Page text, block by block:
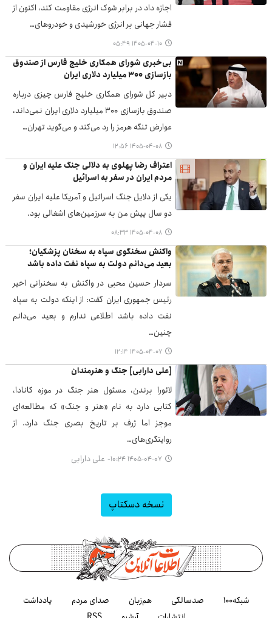
اجازه داد در برابر شوک انرژی مقاومت کند، اکنون از
فشار جهانی بر انرژی خورشیدی و خودروهای…
۱۴۰۵-۰۴-۱۰ ۰۵:۴۹
بی‌خبری شورای همکاری خلیج فارس از صندوق
بازسازی ۳۰۰ میلیارد دلاری ایران
دبیر کل شورای همکاری خلیج فارس چیزی درباره
صندوق بازسازی ۳۰۰ میلیارد دلاری ایران نمی‌داند،
عوارض تنگه هرمز را رد می‌کند و می‌گوید تهران…
۱۴۰۵-۰۴-۰۸ ۱۲:۵۶
اعتراف رضا پهلوی به دلالی جنگ علیه ایران و
مردم ایران در سفر به اسرائیل
یکی از دلایل جنگ اسرائیل و آمریکا علیه ایران سفر
دو سال پیش من به سرزمین‌های اشغالی بود.
۱۴۰۵-۰۴-۰۸ ۰۸:۳۳
واکنش سخنگوی سپاه به سخنان پزشکیان؛
بعید می‌دانم دولت به سپاه نفت داده باشد
سردار حسین محبی در واکنش به سخنرانی اخیر
رئیس جمهوری ایران گفت: از اینکه دولت به سپاه
نفت داده باشد اطلاعی ندارم و بعید می‌دانم
چنین…
۱۴۰۵-۰۴-۰۷ ۱۲:۱۴
[علی دارابی] جنگ و هنرمندان
لائورا برندن، مسئول هنر جنگ در موزه کانادا،
کتابی دارد به نام «هنر و جنگ» که مطالعه‌ای
موجز اما ژرف بر تاریخ بصری جنگ دارد. از
روایتگری‌های…
۱۴۰۵-۰۴-۰۷ ۱۰:۲۴ علی دارابی
نسخه دسکتاپ
شبکه۱۰۰ صدسالگی هم‌زبان صدای مردم
یادداشت